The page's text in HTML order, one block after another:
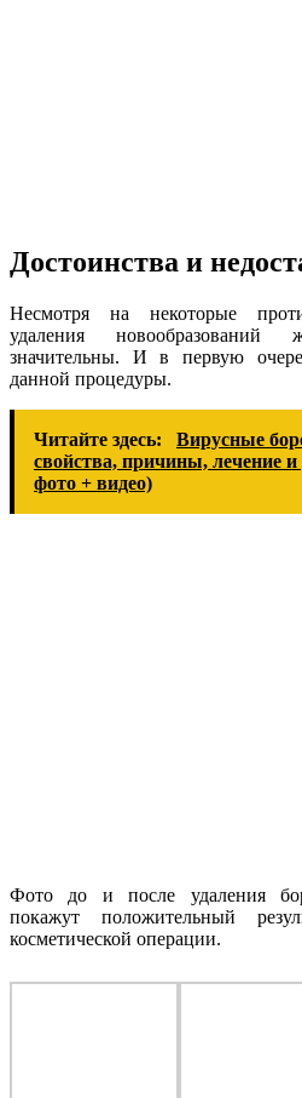
Достоинства и
Несмотря на некоторые
удаления
значительны. И в первую
данной процедуры.
Читайте здесь:
Вирусные
свойства, причины, лечение и
фото + видео)
Фото до и после удаления
покажут положительный
косметической операции.